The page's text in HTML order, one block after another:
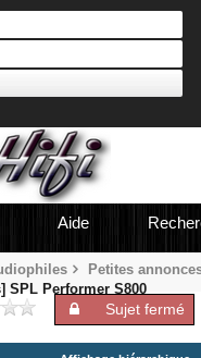
Aide
Petites
SPL Performer S800
Sujet fermé